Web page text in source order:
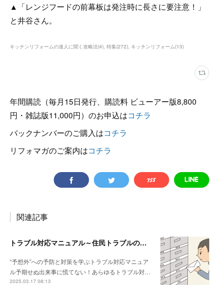
▲「レンジフードの前幕板は発注時に長さに要注意！」
と井谷さん。
キッチンリフォームの達人に聞く攻略法(4) 特集(272) キッチンリフォーム(13)
年間購読（毎月15日発行、購読料 ビューアー版8,800
円・雑誌版11,000円）のお申込はコチラ
バックナンバーのご購入はコチラ
リフォマガのご案内はコチラ
関連記事
トラブル対応マニュアル～住民トラブルの危険度高!! マンションで注意したいポイント
“予想外”への予防と対策を学ぶトラブル対応マニュア
ル予期せぬ出来事に慌てない！あらゆるトラブル対…
2025.03.17 08:13